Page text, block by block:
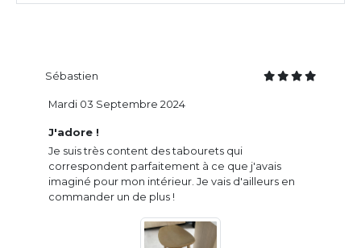
Sébastien
J'adore !
Je suis très content des tabourets qui
correspondent parfaitement à ce que j'avais
imaginé pour mon intérieur. Je vais d'ailleurs en
commander un de plus !
Mardi 03 Septembre 2024